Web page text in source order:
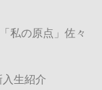
私の原点」佐々
入生紹介